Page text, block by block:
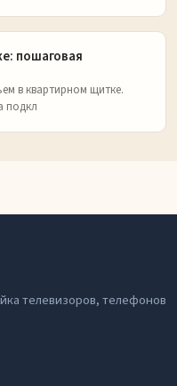
пошаговая
в квартирном щитке.
подкл
телевизоров, телефонов